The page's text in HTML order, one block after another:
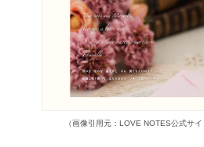
（画像引用元：LOVE NOTES公式サ